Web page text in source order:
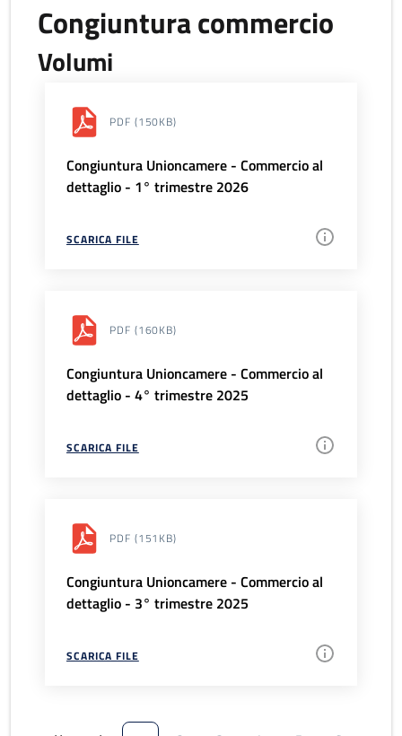
Congiuntura commercio
Volumi
PDF (150KB)
Congiuntura Unioncamere - Commercio al
dettaglio - 1° trimestre 2026
SCARICA FILE
PDF (160KB)
Congiuntura Unioncamere - Commercio al
dettaglio - 4° trimestre 2025
SCARICA FILE
PDF (151KB)
Congiuntura Unioncamere - Commercio al
dettaglio - 3° trimestre 2025
SCARICA FILE